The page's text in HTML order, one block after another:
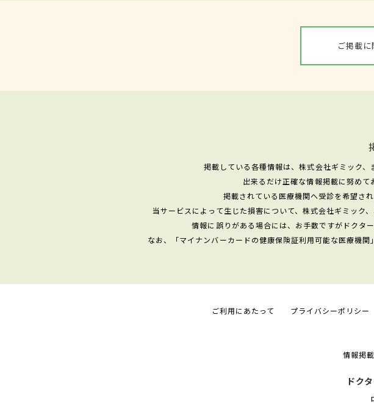
ご掲載
掲載している各種情報は、株式会社ギミック、
出来るだけ正確な情報掲載に努めて
掲載されている医療機関へ受診を希望さ
当サービスによって生じた損害について、株式会社ギミック
情報に誤りがある場合には、お手数ですがドクタ
なお、「マイナンバーカードの健康保険証利用可能な医療機
ご利用にあたって プライバシーポリシー
情報掲
ドク